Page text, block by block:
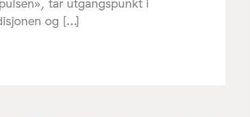
tar utgangspunkt i
og […]